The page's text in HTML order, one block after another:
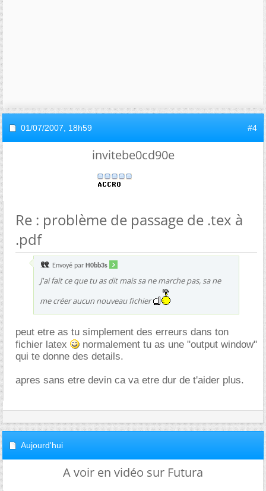
01/07/2007, 18h59 #4
invitebe0cd90e
Re : problème de passage de .tex à
.pdf
Envoyé par H0bb3s
J'ai fait ce que tu as dit mais sa ne marche pas, sa ne
me créer aucun nouveau fichier
peut etre as tu simplement des erreurs dans ton
fichier latex
normalement tu as une "output window"
qui te donne des details.
apres sans etre devin ca va etre dur de t'aider plus.
Aujourd'hui
A voir en vidéo sur Futura